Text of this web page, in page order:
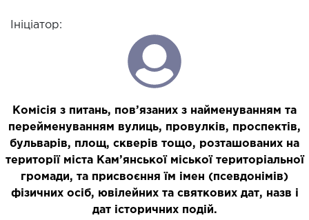
Ініціатор:
Комісія з питань, пов’язаних з найменуванням та
перейменуванням вулиць, провулків, проспектів,
бульварів, площ, скверів тощо, розташованих на
території міста Кам’янської міської територіальної
громади, та присвоєння їм імен (псевдонімів)
фізичних осіб, ювілейних та святкових дат, назв і
дат історичних подій.